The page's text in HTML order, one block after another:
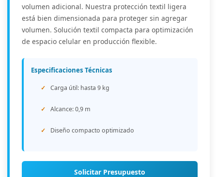
volumen adicional. Nuestra protección textil ligera
está bien dimensionada para proteger sin agregar
volumen. Solución textil compacta para optimización
de espacio celular en producción flexible.
Especificaciones Técnicas
Carga útil: hasta 9 kg
Alcance: 0,9 m
Diseño compacto optimizado
Solicitar Presupuesto